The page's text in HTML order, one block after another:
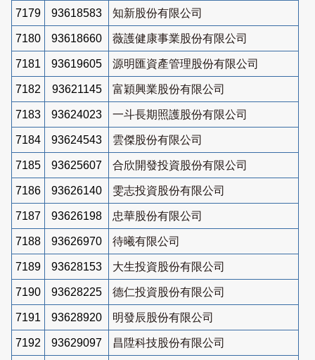
7179 93618583 知新股份有限公司
7180 93618660 薇護健康事業股份有限公司
7181 93619605 源明匯資產管理股份有限公司
7182 93621145 富穎興業股份有限公司
7183 93624023 一斗長期照護股份有限公司
7184 93624543 雲傑股份有限公司
7185 93625607 合欣開發投資股份有限公司
7186 93626140 雯志投資股份有限公司
7187 93626198 忠華股份有限公司
7188 93626970 待曦有限公司
7189 93628153 大生投資股份有限公司
7190 93628225 德仁投資股份有限公司
7191 93628920 明發辰股份有限公司
7192 93629097 昌陞科技股份有限公司